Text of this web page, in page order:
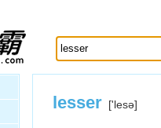
lesser ['lesә]